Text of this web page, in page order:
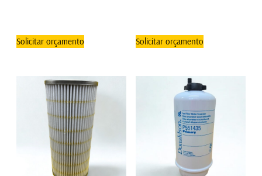
Solicitar orçamento Solicitar orçamento